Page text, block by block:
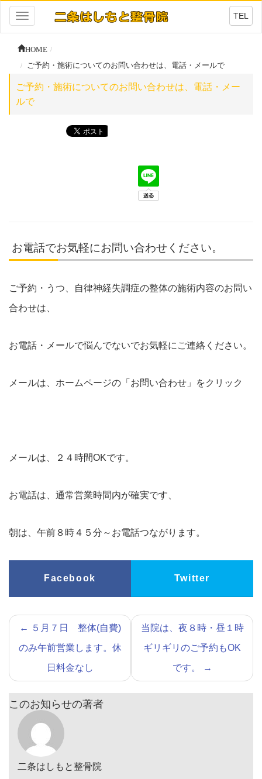
Toggle
navigation
TEL
HOME
ご予約・施術についてのお問い合わせは、電話・メールで
ご予約・施術についてのお問い合わせは、電話・メー
ルで
お電話でお気軽にお問い合わせください。
ご予約・うつ、自律神経失調症の整体の施術内容のお問い
合わせは、
お電話・メールで悩んでないでお気軽にご連絡ください。
メールは、ホームページの「お問い合わせ」をクリック
メールは、２４時間OKです。
お電話は、通常営業時間内が確実です、
朝は、午前８時４５分～お電話つながります。
Facebook Twitter
←
５月７日 整体(自費)
のみ午前営業します。休
日料金なし
当院は、夜８時・昼１時
ギリギリのご予約もOK
です。
→
このお知らせの著者
二条はしもと整骨院